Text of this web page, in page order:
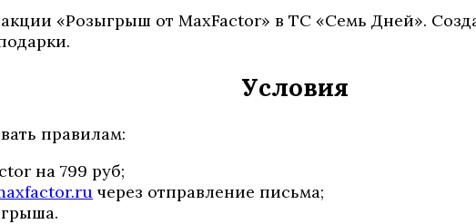
акции «Розыгрыш от MaxFactor» в ТС «Семь Дней».
Условия
правилам:
на 799 руб;
через отправление письма;